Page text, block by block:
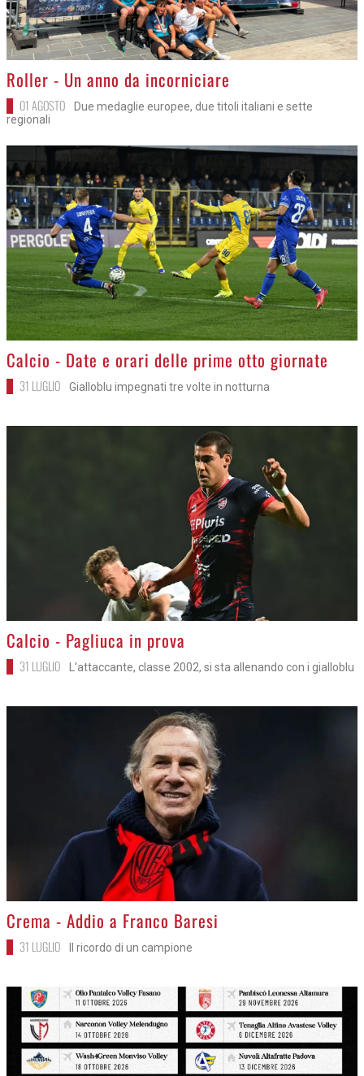
>
Roller - Un anno da incorniciare
01 AGOSTO
Due medaglie europee, due titoli italiani e sette
regionali
>
Calcio - Date e orari delle prime otto giornate
31 LUGLIO Gialloblu impegnati tre volte in notturna
>
Calcio - Pagliuca in prova
31 LUGLIO L'attaccante, classe 2002, si sta allenando con i gialloblu
>
Crema - Addio a Franco Baresi
31 LUGLIO Il ricordo di un campione